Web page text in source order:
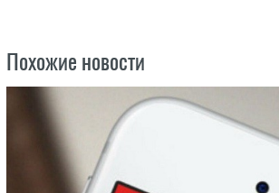
Похожие новости